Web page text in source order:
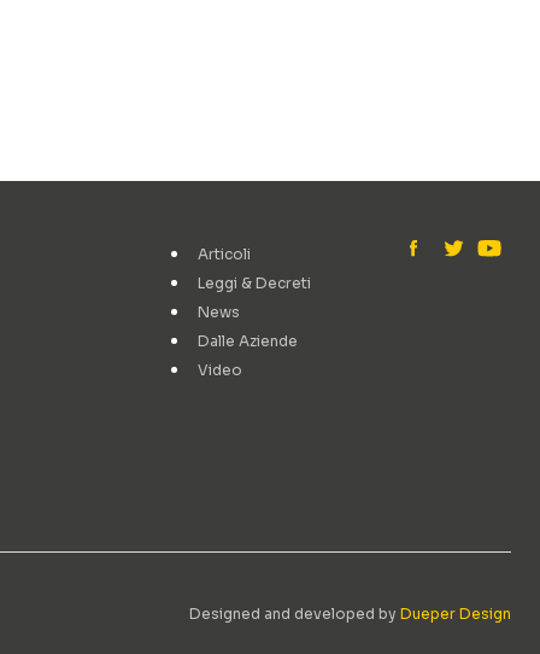
Articoli
Leggi & Decreti
News
Dalle Aziende
Video
Designed and developed by Dueper Design